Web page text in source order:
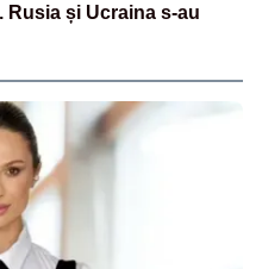
Rusia și Ucraina s-au